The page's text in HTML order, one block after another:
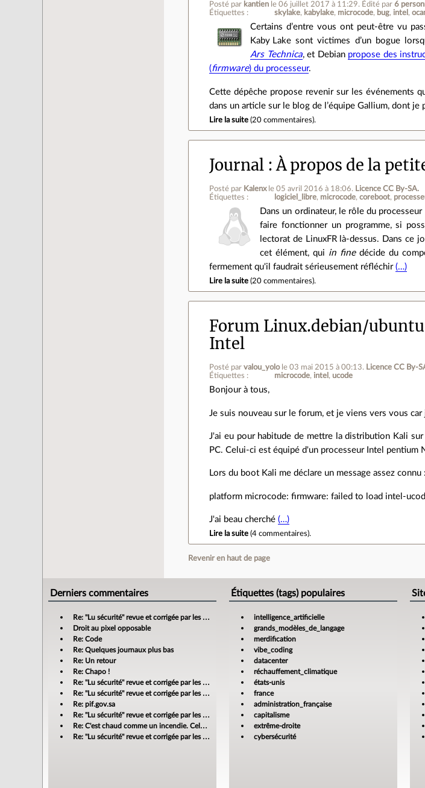
Posté par kantien le 06 juillet 2017 à 11:29. Édité par6
Étiquettes :
skylake kabylake microcode bug intel
Certains d’entre vous ont peut‐être vu
Kaby Lake sont victimes d’un bogue
Ars Technica, et Debian propose des
(firmware) du processeur.
Cette dépêche propose revenir sur les événements
dans un article sur le blog de l’équipe Gallium, dont
Lire la suite (20 commentaires).
Journal À propos de la
Posté par Kalenx le 05 avril 2016 à 18:06. Licence CC By‑SA.
Étiquettes :
logiciel_libre microcode coreboot
Dans un ordinateur, le rôle du
faire fonctionner un programme, si
lectorat de LinuxFR là-dessus. Dans ce
cet élément, qui in finedécide du
fermement qu'il faudrait sérieusement réfléchir(…)
Lire la suite (20 commentaires).
Forum Linux.debian/ubuntu
Intel
Posté parvalou_yolo le 03 mai 2015 à 00:13. Licence CC
Étiquettes :
microcode intel ucode
Bonjour à tous,
Je suis nouveau sur le forum, et je viens vers vous
J'ai eu pour habitude de mettre la distribution Kali
PC. Celui-ci est équipé d'un processeur Intel pentium
Lors du boot Kali me déclare un message assez connu :
platform microcode: firmware: failed to load intel-
J'ai beau cherché(…)
Lire la suite (4 commentaires).
Revenir en haut de page
Derniers commentaires
Re: "Lu sécurité" revue et corrigée par les banques
Droit au pixel opposable
Re: Code
Re: Quelques journaux plus bas
Re: Un retour
Re: Chapo !
Re: "Lu sécurité" revue et corrigée par les banques
Re: "Lu sécurité" revue et corrigée par les banques
Re: pif.gov.sa
Re: "Lu sécurité" revue et corrigée par les banques
Re: C'est chaud comme un incendie. Cela m'enrage!
Re: "Lu sécurité" revue et corrigée par les banques
Étiquettes (tags) populaires
intelligence_artificielle
grands_modèles_de_langage
merdification
vibe_coding
datacenter
réchauffement_climatique
états-unis
france
administration_française
capitalisme
extrême-droite
cybersécurité